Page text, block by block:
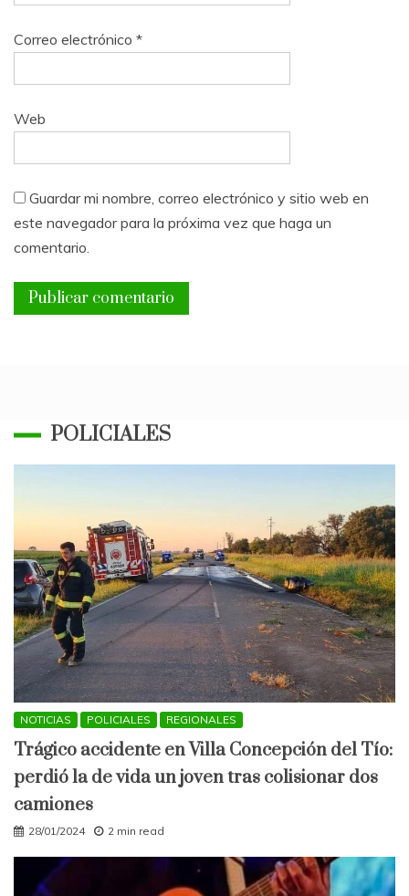
Correo electrónico *
Web
Guardar mi nombre, correo electrónico y sitio web en
este navegador para la próxima vez que haga un
comentario.
POLICIALES
NOTICIAS POLICIALES REGIONALES
Trágico accidente en Villa Concepción del Tío:
perdió la de vida un joven tras colisionar dos
camiones
28/01/2024 2 min read